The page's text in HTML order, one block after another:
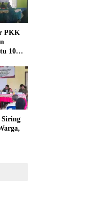
PKK
10
Siring